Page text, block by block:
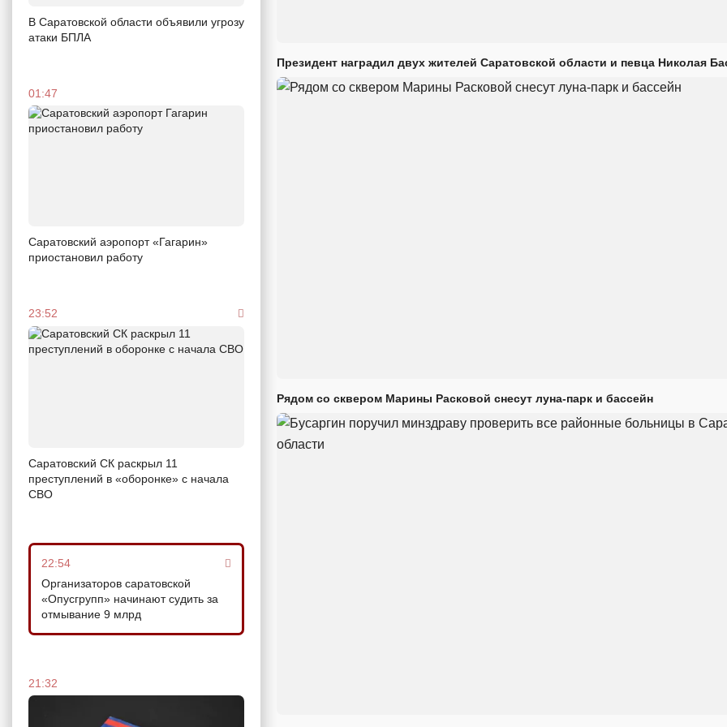
В Саратовской области объявили угрозу
атаки БПЛА
01:47
Саратовский аэропорт «Гагарин»
приостановил работу
23:52
Саратовский СК раскрыл 11
преступлений в «оборонке» с начала
СВО
22:54
Организаторов саратовской
«Опусгрупп» начинают судить за
отмывание 9 млрд
21:32
Президент наградил двух жителей Саратовской области и певца Николая
Рядом со сквером Марины Расковой снесут луна-парк и бассейн